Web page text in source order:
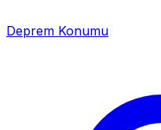
Deprem Konumu